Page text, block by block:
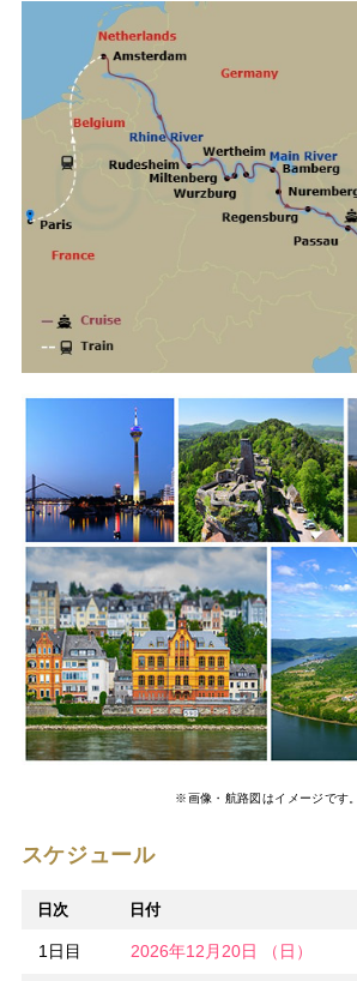
※画像・航路図はイメージです。
スケジュール
日次 日付
1日目 2026年12月20日 （日）